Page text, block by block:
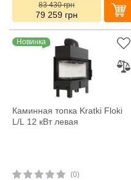
83 430грн
79 259 грн
Новинка
Каминная топка Kratki Floki
L/L 12 кВт левая
(0)